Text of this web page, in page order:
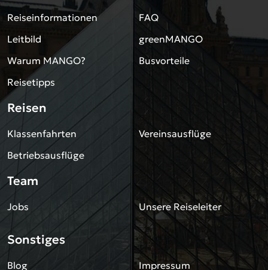
Reiseinformationen
Leitbild
Warum MANGO?
Reisetipps
FAQ
greenMANGO
Busvorteile
Reisen
Klassenfahrten
Betriebsausflüge
Vereinsausflüge
Team
Jobs Unsere Reiseleiter
Sonstiges
Blog Impressum